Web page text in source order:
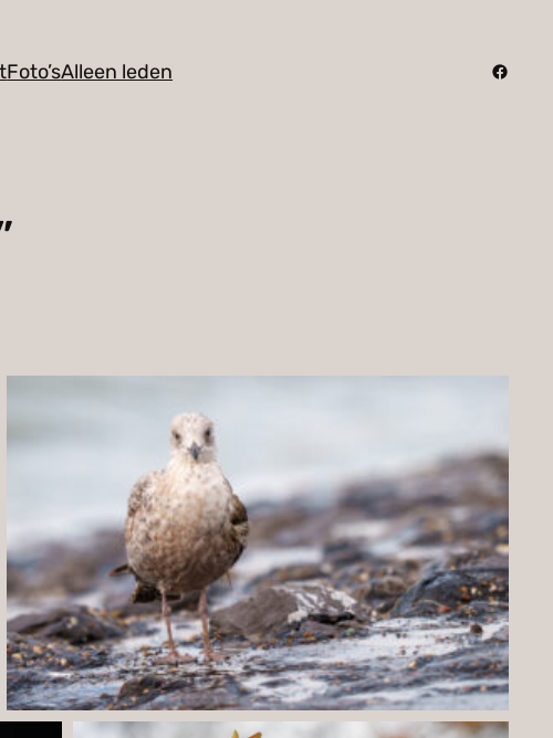
Foto’sAlleen leden